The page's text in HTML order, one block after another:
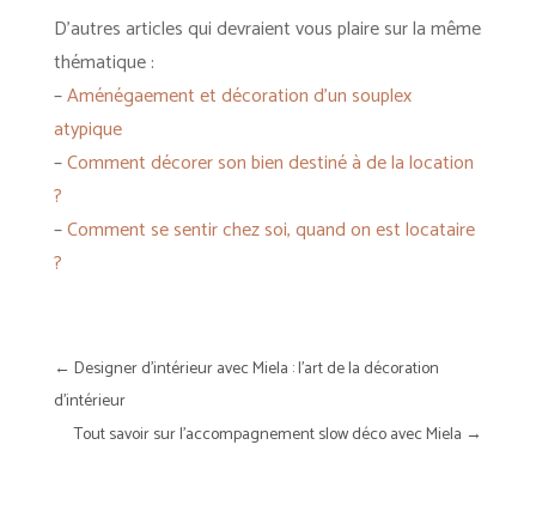
D’autres articles qui devraient vous plaire sur la même
thématique :
–Aménégaement et décoration d’un souplex
atypique
–Comment décorer son bien destiné à de la location
?
–Comment se sentir chez soi, quand on est locataire
?
← Designer d'intérieur avec Miela : l'art de la décoration
d'intérieur
Tout savoir sur l'accompagnement slow déco avec Miela →